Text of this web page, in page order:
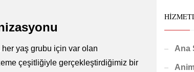
her yaş grubu için var olan
çeşitliğiyle gerçekleştirdiğimiz bir
Ana